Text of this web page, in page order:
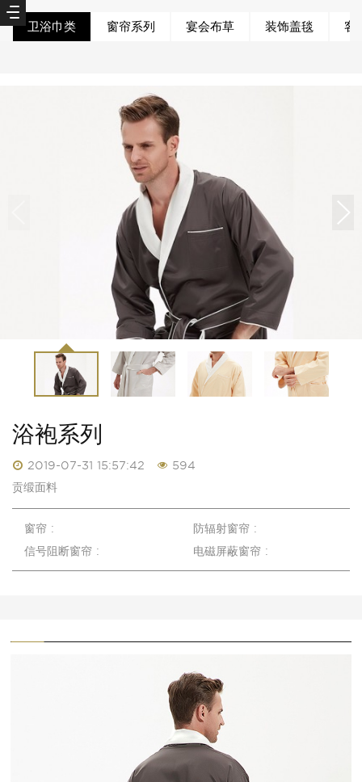
卫浴巾类 窗帘系列 宴会布草 装饰盖毯 客
浴袍系列
2019-07-31 15:57:42
594
贡缎面料
窗帘 :
防辐射窗帘 :
信号阻断窗帘 :
电磁屏蔽窗帘 :